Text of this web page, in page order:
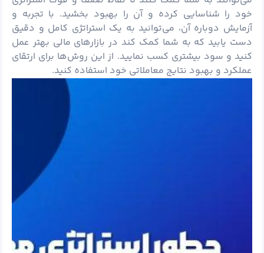
خود را شناسایی کرده و آن را بهبود بخشید. با تجربه و
آزمایش دوباره آن، می‌توانید به یک استراتژی کامل و دقیق
دست یابید که به شما کمک کند در بازارهای مالی بهتر عمل
کنید و سود بیشتری کسب نمایید. از این روش‌ها برای ارتقای
عملکرد و بهبود نتایج معاملاتی خود استفاده کنید.